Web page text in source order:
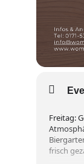
Freitag:
frisch